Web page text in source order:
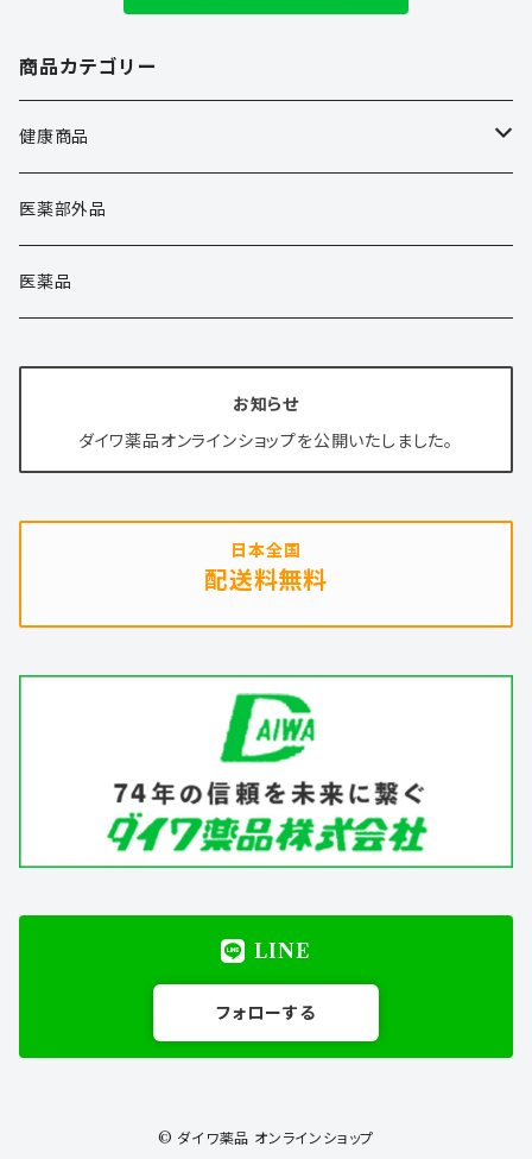
商品カテゴリー
健康商品
健康商品
清涼飲料水
医薬部外品
医薬品
お知らせ
ダイワ薬品オンラインショップを公開いたしました。
日本全国
配送料無料
LINE
フォローする
© ダイワ薬品 オンラインショップ